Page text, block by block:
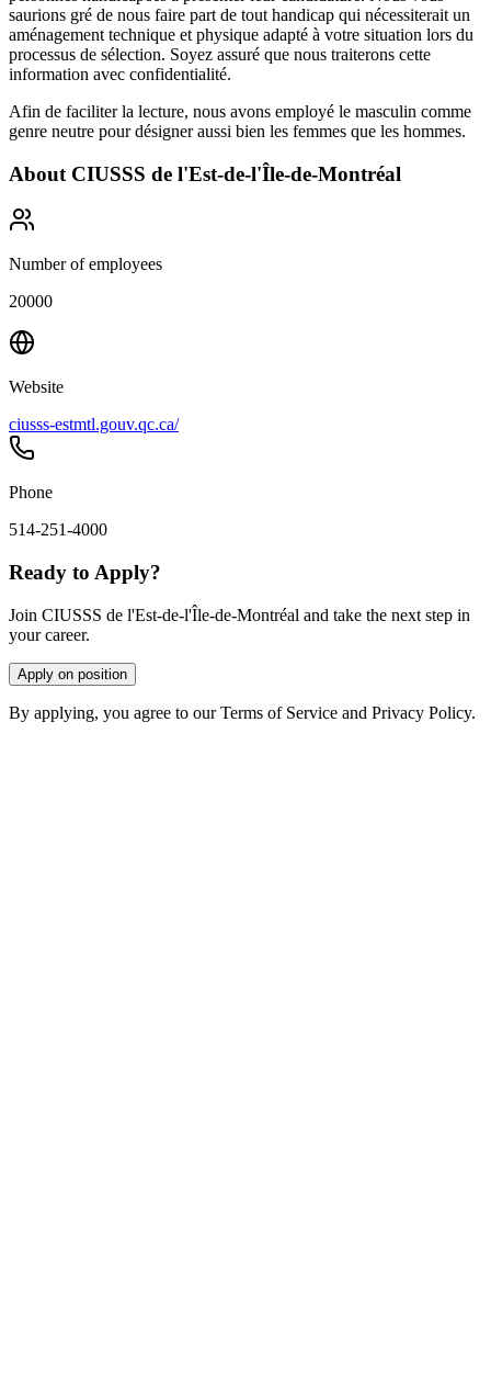
saurions gré de nous faire part de tout handicap qui nécessiterait un
aménagement technique et physique adapté à votre situation lors du
processus de sélection. Soyez assuré que nous traiterons cette
information avec confidentialité.
Afin de faciliter la lecture, nous avons employé le masculin comme
genre neutre pour désigner aussi bien les femmes que les hommes.
About CIUSSS de l'Est-de-l'Île-de-Montréal
Number of employees
20000
Website
ciusss-estmtl.gouv.qc.ca/
Phone
514-251-4000
Ready to Apply?
Join CIUSSS de l'Est-de-l'Île-de-Montréal and take the next step in
your career.
Apply on position
By applying, you agree to our Terms of Service and Privacy Policy.